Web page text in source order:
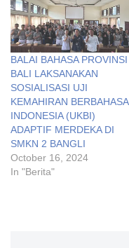
BALAI BAHASA PROVINSI
BALI LAKSANAKAN
SOSIALISASI UJI
KEMAHIRAN BERBAHASA
INDONESIA (UKBI)
ADAPTIF MERDEKA DI
SMKN 2 BANGLI
October 16, 2024
In "Berita"